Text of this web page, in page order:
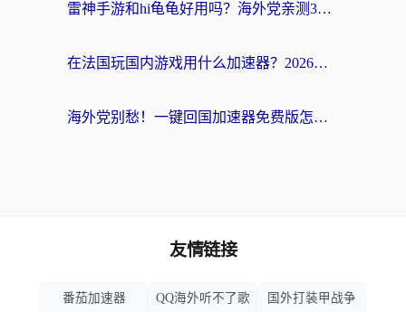
雷神手游和hi龟龟好用吗？海外党亲测3款回国加速器，教你选对国外到国内加速器
在法国玩国内游戏用什么加速器？2026实测解决延迟卡顿的实用指南
海外党别愁！一键回国加速器免费版怎么选？从踩坑到流畅访问的全攻略
友情链接
番茄加速器 QQ海外听不了歌 国外打装甲战争